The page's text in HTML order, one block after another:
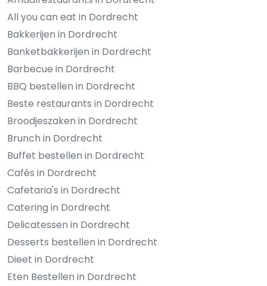
All you can eat in Dordrecht
Bakkerijen in Dordrecht
Banketbakkerijen in Dordrecht
Barbecue in Dordrecht
BBQ bestellen in Dordrecht
Beste restaurants in Dordrecht
Broodjeszaken in Dordrecht
Brunch in Dordrecht
Buffet bestellen in Dordrecht
Cafés in Dordrecht
Cafetaria's in Dordrecht
Catering in Dordrecht
Delicatessen in Dordrecht
Desserts bestellen in Dordrecht
Dieet in Dordrecht
Eten Bestellen in Dordrecht